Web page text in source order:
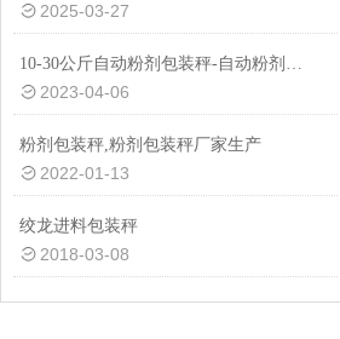
2025-03-27
10-30公斤自动粉剂包装秤-自动粉剂防尘防爆功能包装机厂家生产
2023-04-06
粉剂包装秤,粉剂包装秤厂家生产
2022-01-13
绞龙进料包装秤
2018-03-08